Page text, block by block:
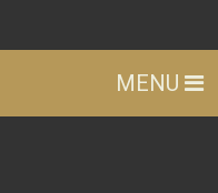
MENU